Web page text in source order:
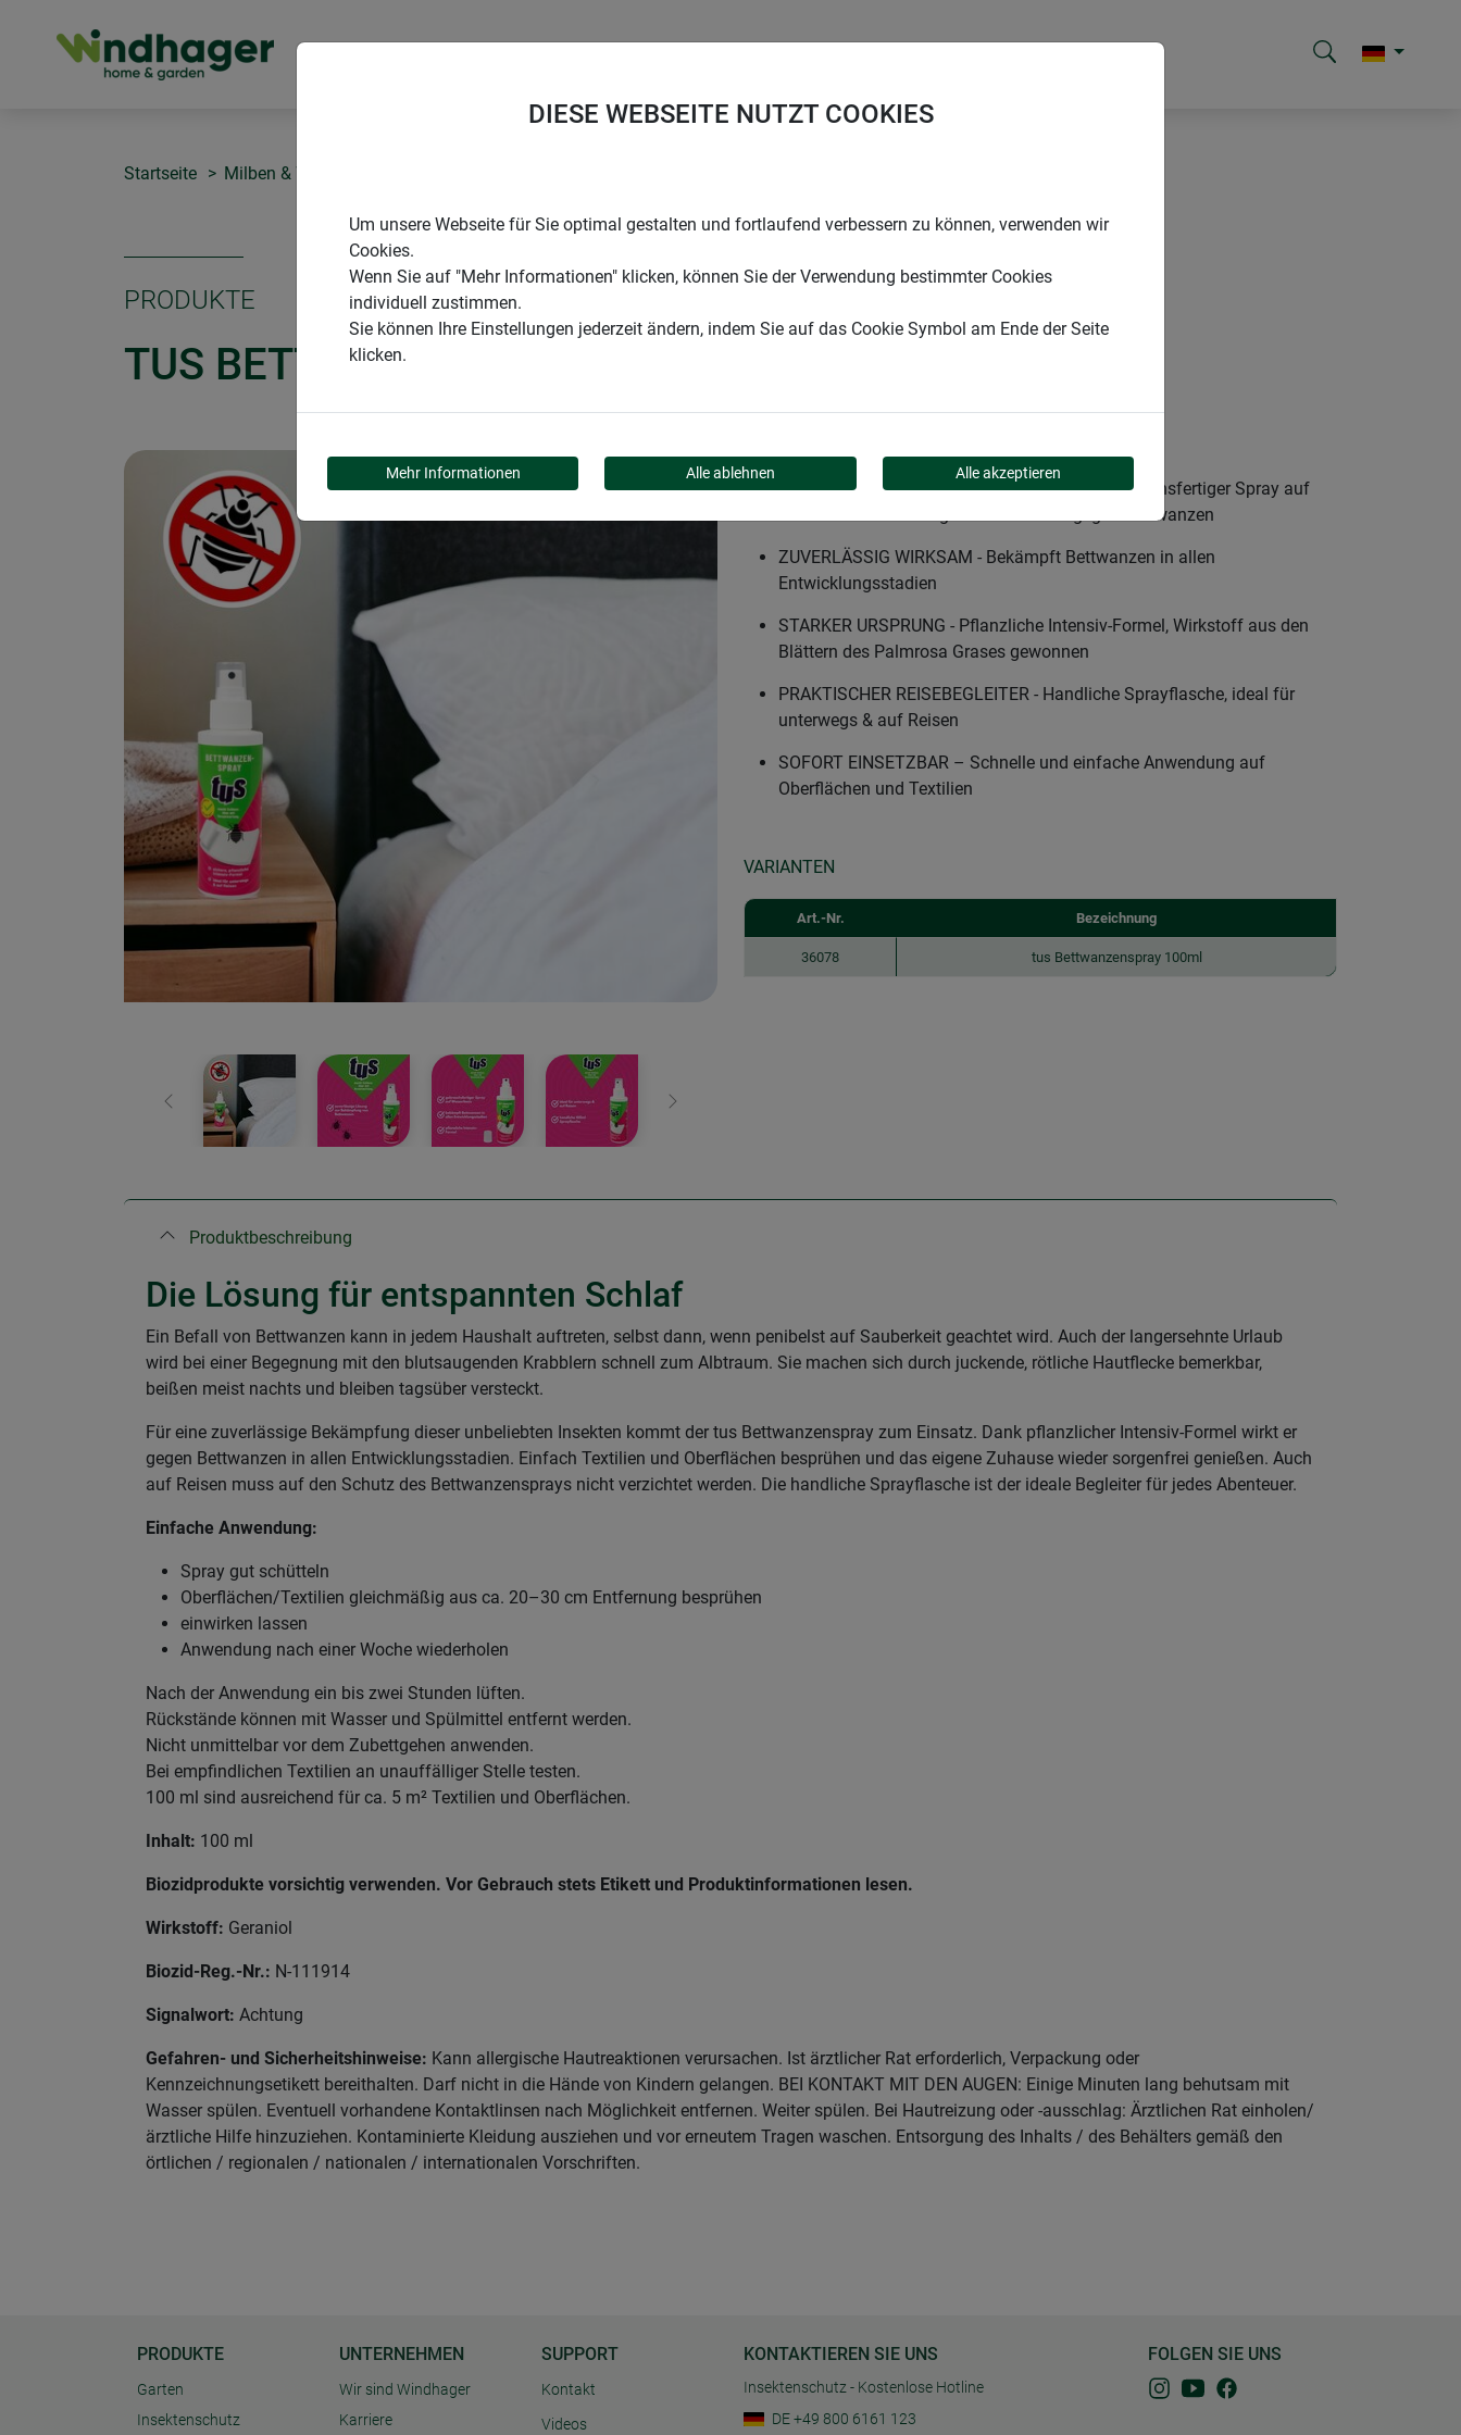
Startseite Milben & Wanzen
PRODUKTE
TUS BETTWANZENSPRAY
Zurück Weiter
SCHLUSS MIT UNLIEBSAMEN GÄSTEN - Gebrauchsfertiger Spray auf
Wasserbasis für den gezielten Einsatz gegen Bettwanzen
ZUVERLÄSSIG WIRKSAM - Bekämpft Bettwanzen in allen
Entwicklungsstadien
STARKER URSPRUNG - Pflanzliche Intensiv-Formel, Wirkstoff aus den
Blättern des Palmrosa Grases gewonnen
PRAKTISCHER REISEBEGLEITER - Handliche Sprayflasche, ideal für
unterwegs & auf Reisen
SOFORT EINSETZBAR – Schnelle und einfache Anwendung auf
Oberflächen und Textilien
VARIANTEN
Art.-Nr. Bezeichnung
36078 tus Bettwanzenspray 100ml
Produktbeschreibung
Die Lösung für entspannten Schlaf
Ein Befall von Bettwanzen kann in jedem Haushalt auftreten, selbst dann, wenn penibelst auf Sauberkeit geachtet wird. Auch der langersehnte Urlaub
wird bei einer Begegnung mit den blutsaugenden Krabblern schnell zum Albtraum. Sie machen sich durch juckende, rötliche Hautflecke bemerkbar,
beißen meist nachts und bleiben tagsüber versteckt.
Für eine zuverlässige Bekämpfung dieser unbeliebten Insekten kommt der tus Bettwanzenspray zum Einsatz. Dank pflanzlicher Intensiv-Formel wirkt er
gegen Bettwanzen in allen Entwicklungsstadien. Einfach Textilien und Oberflächen besprühen und das eigene Zuhause wieder sorgenfrei genießen. Auch
auf Reisen muss auf den Schutz des Bettwanzensprays nicht verzichtet werden. Die handliche Sprayflasche ist der ideale Begleiter für jedes Abenteuer.
Einfache Anwendung:
Spray gut schütteln
Oberflächen/Textilien gleichmäßig aus ca. 20–30 cm Entfernung besprühen
einwirken lassen
Anwendung nach einer Woche wiederholen
Nach der Anwendung ein bis zwei Stunden lüften.
Rückstände können mit Wasser und Spülmittel entfernt werden.
Nicht unmittelbar vor dem Zubettgehen anwenden.
Bei empfindlichen Textilien an unauffälliger Stelle testen.
100 ml sind ausreichend für ca. 5 m² Textilien und Oberflächen.
Inhalt: 100 ml
Biozidprodukte vorsichtig verwenden. Vor Gebrauch stets Etikett und Produktinformationen lesen.
Wirkstoff: Geraniol
Biozid-Reg.-Nr.: N-111914
Signalwort: Achtung
Gefahren- und Sicherheitshinweise: Kann allergische Hautreaktionen verursachen. Ist ärztlicher Rat erforderlich, Verpackung oder
Kennzeichnungsetikett bereithalten. Darf nicht in die Hände von Kindern gelangen. BEI KONTAKT MIT DEN AUGEN: Einige Minuten lang behutsam mit
Wasser spülen. Eventuell vorhandene Kontaktlinsen nach Möglichkeit entfernen. Weiter spülen. Bei Hautreizung oder -ausschlag: Ärztlichen Rat einholen/
ärztliche Hilfe hinzuziehen. Kontaminierte Kleidung ausziehen und vor erneutem Tragen waschen. Entsorgung des Inhalts / des Behälters gemäß den
örtlichen / regionalen / nationalen / internationalen Vorschriften.
PRODUKTE
Garten
Insektenschutz
UNTERNEHMEN
Wir sind Windhager
Karriere
SUPPORT
Kontakt
Videos
KONTAKTIEREN SIE UNS
Insektenschutz - Kostenlose Hotline
DE +49 800 6161 123
FOLGEN SIE UNS
DIESE WEBSEITE NUTZT COOKIES
Um unsere Webseite für Sie optimal gestalten und fortlaufend verbessern zu können, verwenden wir
Cookies.
Wenn Sie auf "Mehr Informationen" klicken, können Sie der Verwendung bestimmter Cookies
individuell zustimmen.
Sie können Ihre Einstellungen jederzeit ändern, indem Sie auf das Cookie Symbol am Ende der Seite
klicken.
Mehr Informationen Alle ablehnen Alle akzeptieren